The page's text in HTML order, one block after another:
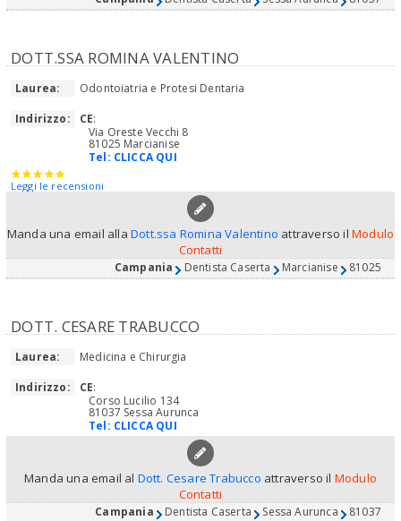
DOTT.SSA ROMINA VALENTINO
Laurea:
Odontoiatria e Protesi Dentaria
Indirizzo:
CE:
Via Oreste Vecchi 8
81025 Marcianise
Tel: CLICCA QUI
Leggi le recensioni
Manda una email allaDott.ssa Romina Valentino attraverso il Modulo
Contatti
Campania Dentista Caserta Marcianise 81025
DOTT. CESARE TRABUCCO
Laurea:
Medicina e Chirurgia
Indirizzo:
CE:
Corso Lucilio 134
81037 Sessa Aurunca
Tel: CLICCA QUI
Manda una email al Dott. Cesare Trabucco attraverso il Modulo
Contatti
Campania Dentista Caserta Sessa Aurunca 81037